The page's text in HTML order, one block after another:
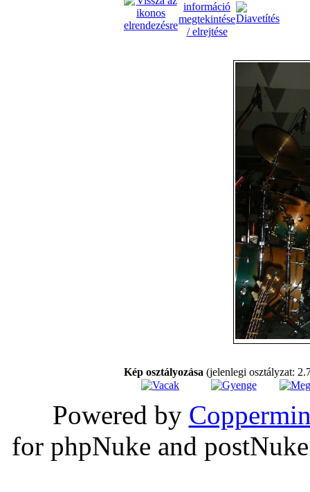
Kép osztályozása (jelenlegi osztályzat:
Powered by
for phpNuke and